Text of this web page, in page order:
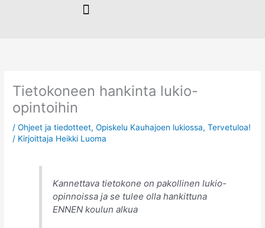
Tietokoneen hankinta lukio-
opintoihin
/Ohjeet ja tiedotteet,Opiskelu Kauhajoen lukiossa,Tervetuloa!
/ Kirjoittaja Heikki Luoma
Kannettava tietokone on pakollinen lukio-
opinnoissa ja se tulee olla hankittuna
ENNEN koulun alkua